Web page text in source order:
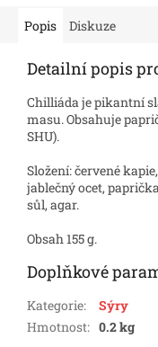
Popis Diskuze
Detailní popis
Chilliáda je pikantní
masu. Obsahuje
SHU).
Složení: červené
jablečný ocet,
sůl, agar.
Obsah 155 g.
Doplňkové
Kategorie:
Sýry
Hmotnost: 0.2 kg